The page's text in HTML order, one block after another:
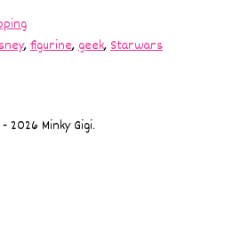
,figurine,geek,Starwars
2026 Minky Gigi.